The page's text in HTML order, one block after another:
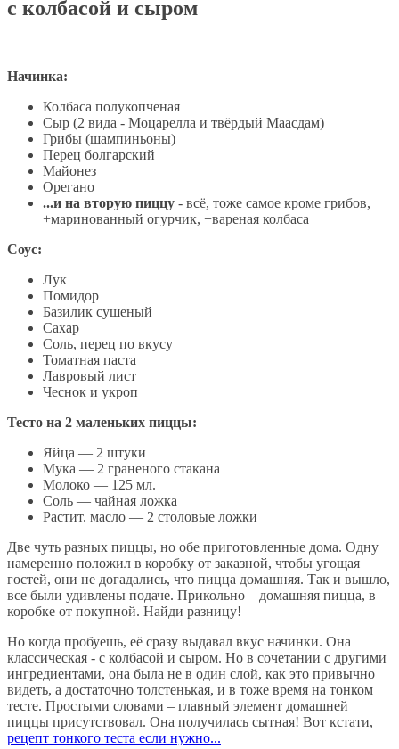
с колбасой и сыром
Начинка:
Колбаса полукопченая
Сыр (2 вида - Моцарелла и твёрдый Маасдам)
Грибы (шампиньоны)
Перец болгарский
Майонез
Орегано
...и на вторую пиццу - всё, тоже самое кроме грибов,
+маринованный огурчик, +вареная колбаса
Соус:
Лук
Помидор
Базилик сушеный
Сахар
Соль, перец по вкусу
Томатная паста
Лавровый лист
Чеснок и укроп
Тесто на 2 маленьких пиццы:
Яйца — 2 штуки
Мука — 2 граненого стакана
Молоко — 125 мл.
Соль — чайная ложка
Растит. масло — 2 столовые ложки
Две чуть разных пиццы, но обе приготовленные дома. Одну
намеренно положил в коробку от заказной, чтобы угощая
гостей, они не догадались, что пицца домашняя. Так и вышло,
все были удивлены подаче. Прикольно – домашняя пицца, в
коробке от покупной. Найди разницу!
Но когда пробуешь, её сразу выдавал вкус начинки. Она
классическая - с колбасой и сыром. Но в сочетании с другими
ингредиентами, она была не в один слой, как это привычно
видеть, а достаточно толстенькая, и в тоже время на тонком
тесте. Простыми словами – главный элемент домашней
пиццы присутствовал. Она получилась сытная! Вот кстати,
рецепт тонкого теста если нужно...